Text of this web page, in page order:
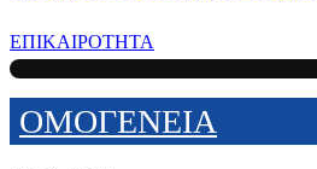
ΕΠΙΚΑΙΡΟΤΗΤΑ
ΟΜΟΓΕΝΕΙΑ